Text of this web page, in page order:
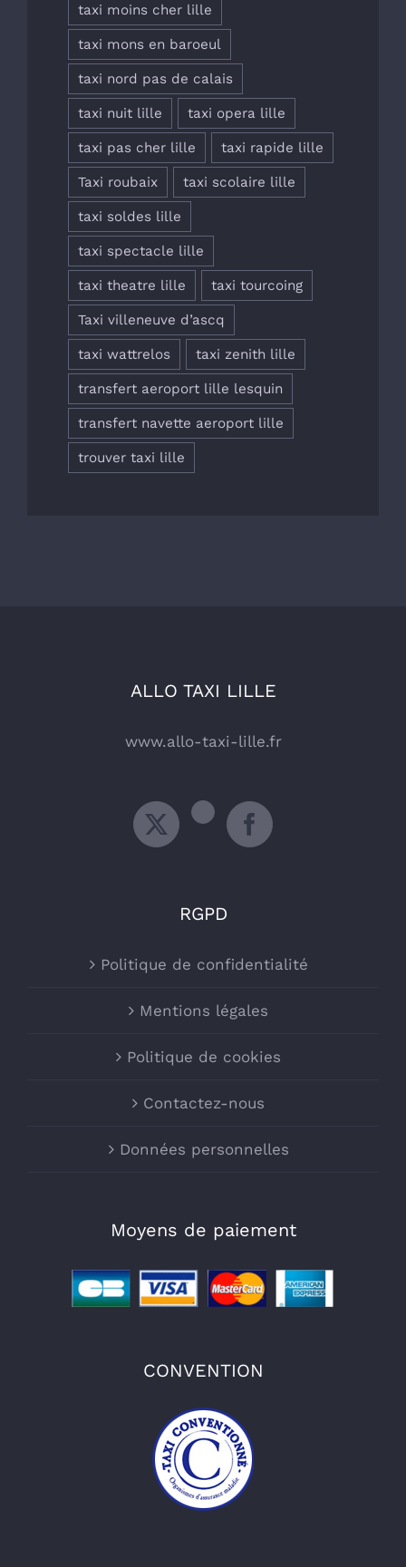
taxi moins cher lille
taxi mons en baroeul
taxi nord pas de calais
taxi nuit lille taxi opera lille
taxi pas cher lille taxi rapide lille
Taxi roubaix taxi scolaire lille
taxi soldes lille
taxi spectacle lille
taxi theatre lille taxi tourcoing
Taxi villeneuve d’ascq
taxi wattrelos taxi zenith lille
transfert aeroport lille lesquin
transfert navette aeroport lille
trouver taxi lille
ALLO TAXI LILLE
www.allo-taxi-lille.fr
RGPD
Politique de confidentialité
Mentions légales
Politique de cookies
Contactez-nous
Données personnelles
Moyens de paiement
CONVENTION